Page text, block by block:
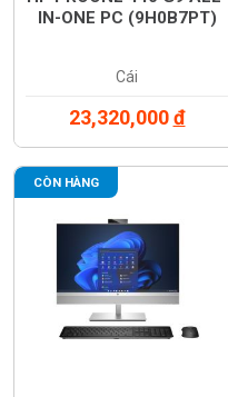
IN-ONE PC (9H0B7PT)
Cái
23,320,000đ
CÒN HÀNG